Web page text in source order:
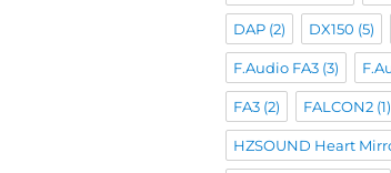
DAP(2) DX150 (5)
F.Audio FA3(3)
FA3(2) FALCON2(1)
HZSOUND Heart